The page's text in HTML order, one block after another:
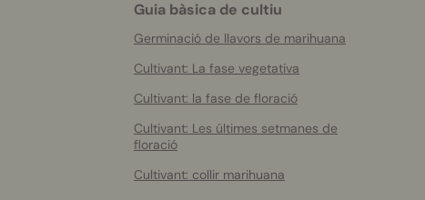
Guia bàsica de cultiu
Germinació de llavors de marihuana
Cultivant: La fase vegetativa
Cultivant: la fase de floració
Cultivant: Les últimes setmanes de
floració
Cultivant: collir marihuana